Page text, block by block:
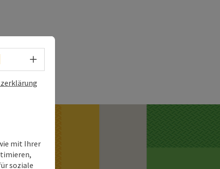
Sprachwahl - Menü öffnen
mit Ihrer
soziale